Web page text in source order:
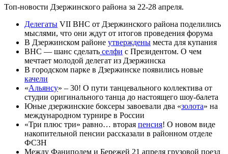
Топ-новости Дзержинского района за 22-28 апреля.
Делегаты VII ВНС от Дзержинского района поделились
мыслями, что они ждут от итогов проведения форума
В Дзержинском районе утверждены места для купания
ВНС — шанс сделать селфи с Президентом. О чем
мечтает молодой делегат из Дзержинска
В городском парке в Дзержинске появились новые
качели
«Альянсу» – 30! О пути танцевального коллектива от
студии оригинального танца до настоящего шоу-балета
Юные дзержинские боксеры завоевали два «золота» на
международном турнире в России
«Три плюс три» равно… вторая пенсия! О новом виде
накопительной пенсии рассказали в районном отделе
ФСЗН
Между Фаниполем и Бережей 21 апреля грузовой поезд